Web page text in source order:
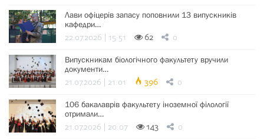
Лави офіцерів запасу поповнили 13 випускників
кафедри…
22.07.2026 | 15:51 62 0
Випускникам біологічного факультету вручили
документи…
21.07.2026 | 21:01 396 0
106 бакалаврів факультету іноземної філології
отримали…
21.07.2026 | 20:07 143 0